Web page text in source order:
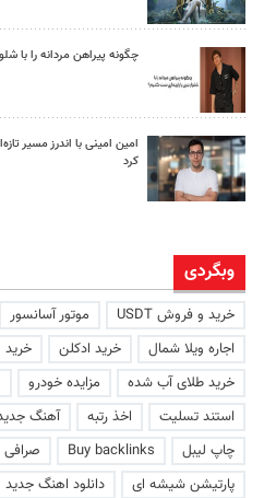
چگونه پیراهن مردانه را با
امین امینی با اندرز مسیر
کرد
وبگردی
خرید و فروش USDT موتور آسانسور
اجاره ویلا شمال
خرید ادکلن
خرید
خرید طلای آب شده
مزایده خودرو
استند تسلیت
اخذ رتبه آهنگ
چاپ لیبل
Buy backlinks صرافی
پارتیشن شیشه ای
دانلود اهنگ جدید